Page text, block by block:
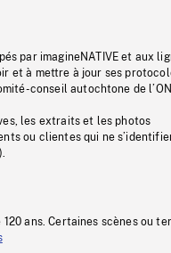
par imagineNATIVE et aux
et à mettre à jour ses
conseil autochtone de
les extraits et les photos
ou clientes qui ne
ans. Certaines scènes ou